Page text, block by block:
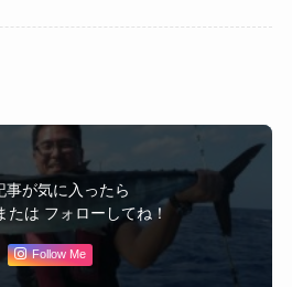
事が気に入ったら
たは フォローしてね！
Follow Me